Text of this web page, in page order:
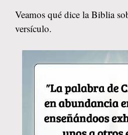
Veamos qué dice la Biblia
versículo.